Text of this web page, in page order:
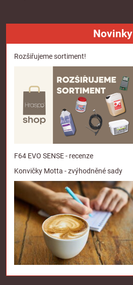
Novinky
Rozšiřujeme sortiment!
F64 EVO SENSE - recenze
Konvičky Motta - zvýhodněné sady